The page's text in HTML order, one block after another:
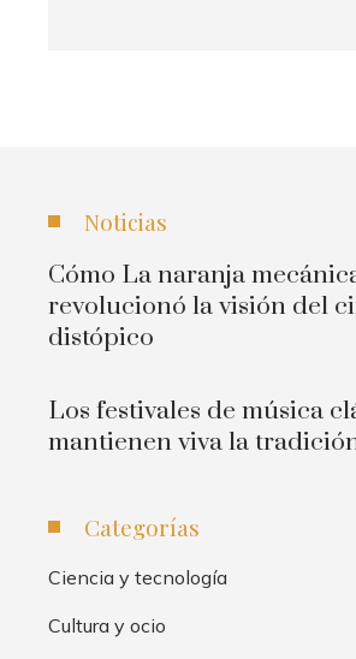
Noticias
Cómo La naranja
revolucionó la visión del
distópico
Los festivales de música
mantienen viva la
Categorías
Ciencia y tecnología
Cultura y ocio